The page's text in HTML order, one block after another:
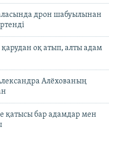
дрон шабуылынан
оқ атып, алты адам
Алёхованың
қатысы бар адамдар мен